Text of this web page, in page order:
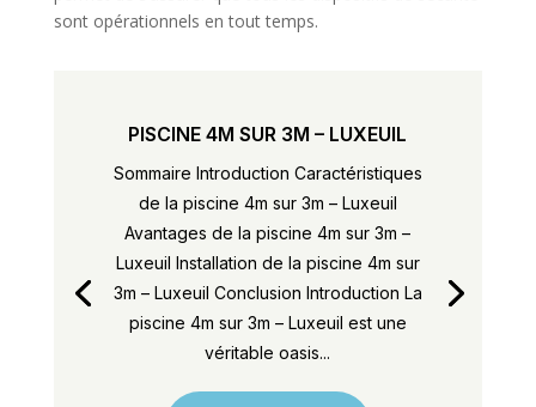
sont opérationnels en tout temps.
PISCINE 4M SUR 3M – LUXEUIL
Sommaire Introduction Caractéristiques
de la piscine 4m sur 3m – Luxeuil
Avantages de la piscine 4m sur 3m –
Luxeuil Installation de la piscine 4m sur
3m – Luxeuil Conclusion Introduction La
piscine 4m sur 3m – Luxeuil est une
véritable oasis...